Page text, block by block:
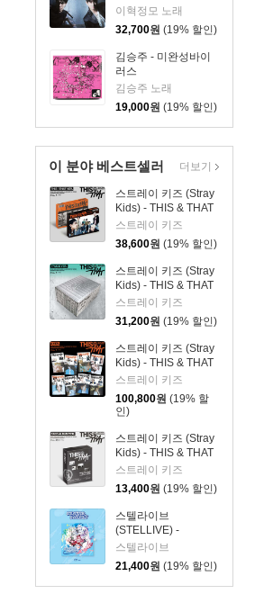
MEN
이혁정모 노래
32,700원 (19% 할인)
김승주 - 미완성바이
러스
김승주 노래
19,000원 (19% 할인)
이 분야 베스트셀러
스트레이 키즈 (Stray
Kids) - THIS & THAT
[2종 SET]
스트레이 키즈
38,600원 (19% 할인)
스트레이 키즈 (Stray
Kids) - THIS & THAT
[TRUCK VER.]
스트레이 키즈
31,200원 (19% 할인)
스트레이 키즈 (Stray
Kids) - THIS & THAT
[& VER.][8종 SET]
스트레이 키즈
100,800원 (19% 할
인)
스트레이 키즈 (Stray
Kids) - THIS & THAT
[FANS ALBUM VER.]
스트레이 키즈
13,400원 (19% 할인)
스텔라이브
(STELLIVE) -
STELLIVE Cliche 1st
EP 「Colorful
Strokes」 - CD Ver.
스텔라이브
21,400원 (19% 할인)
더보기